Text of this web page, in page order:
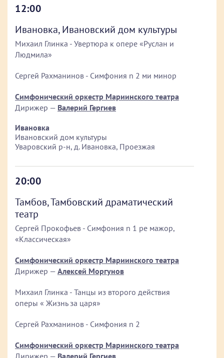
12:00
Ивановка, Ивановский дом культуры
Михаил Глинка - Увертюра к опере «Руслан и
Людмила»
Сергей Рахманинов - Симфония n 2 ми минор
Симфонический оркестр Мариинского театра
Дирижер — Валерий Гергиев
Ивановка
Ивановский дом культуры
Уваровский р-н, д. Ивановка, Проезжая
20:00
Тамбов, Тамбовский драматический
театр
Сергей Прокофьев - Симфония n 1 ре мажор,
«Классическая»
Симфонический оркестр Мариинского театра
Дирижер — Алексей Моргунов
Михаил Глинка - Танцы из второго действия
оперы « Жизнь за царя»
Сергей Рахманинов - Симфония n 2
Симфонический оркестр Мариинского театра
Дирижер — Валерий Гергиев